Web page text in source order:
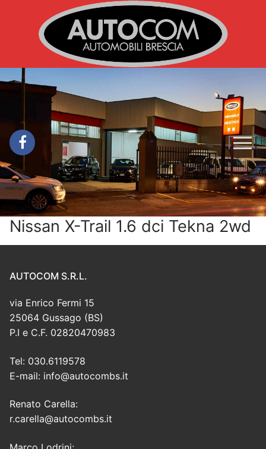
contenuto
Nissan X-Trail 1.6 dci Tekna 2wd
AUTOCOM S.R.L.
via Enrico Fermi 15
25064 Gussago (BS)
P.I e C.F. 02820470983
Tel: 030.6119578
E-mail: info@autocombs.it
Renato Carella:
r.carella@autocombs.it